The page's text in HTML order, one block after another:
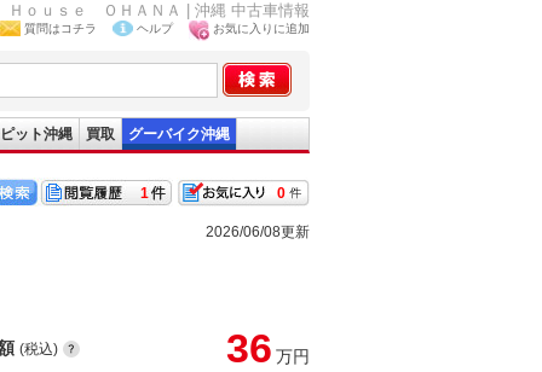
Ｈｏｕｓｅ ＯＨＡＮＡ | 沖縄 中古車情報
質問はコチラ ヘルプ お気に入りに追加
ット沖縄 買取 グーバイク沖縄
0
1
2026/06/08更新
(税込) 36 万円